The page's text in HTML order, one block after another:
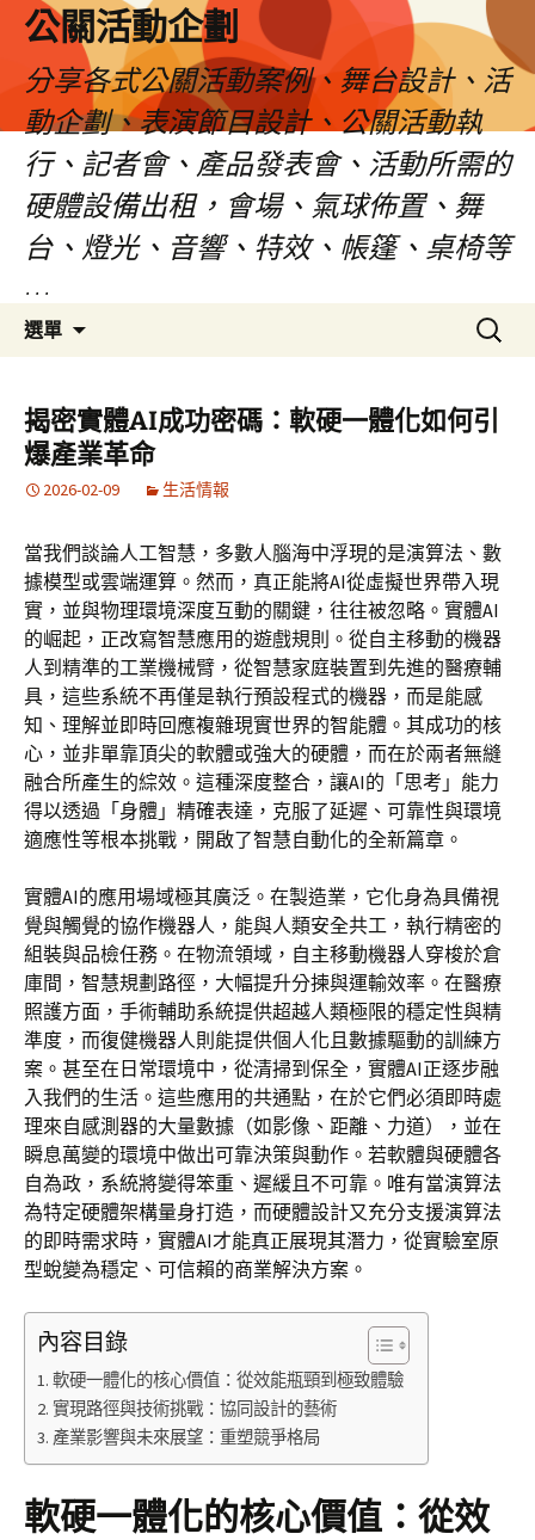
公關活動企劃
分享各式公關活動案例、舞台設計、活
動企劃、表演節目設計、公關活動執
行、記者會、產品發表會、活動所需的
硬體設備出租，會場、氣球佈置、舞
台、燈光、音響、特效、帳篷、桌椅等
…
選單
要
內
容
搜
尋
鍵
字:
揭密實體AI成功密碼：軟硬一體化如何引
爆產業革命
2026-02-09 生活情報
當我們談論人工智慧，多數人腦海中浮現的是演算法、數
據模型或雲端運算。然而，真正能將AI從虛擬世界帶入現
實，並與物理環境深度互動的關鍵，往往被忽略。實體AI
的崛起，正改寫智慧應用的遊戲規則。從自主移動的機器
人到精準的工業機械臂，從智慧家庭裝置到先進的醫療輔
具，這些系統不再僅是執行預設程式的機器，而是能感
知、理解並即時回應複雜現實世界的智能體。其成功的核
心，並非單靠頂尖的軟體或強大的硬體，而在於兩者無縫
融合所產生的綜效。這種深度整合，讓AI的「思考」能力
得以透過「身體」精確表達，克服了延遲、可靠性與環境
適應性等根本挑戰，開啟了智慧自動化的全新篇章。
實體AI的應用場域極其廣泛。在製造業，它化身為具備視
覺與觸覺的協作機器人，能與人類安全共工，執行精密的
組裝與品檢任務。在物流領域，自主移動機器人穿梭於倉
庫間，智慧規劃路徑，大幅提升分揀與運輸效率。在醫療
照護方面，手術輔助系統提供超越人類極限的穩定性與精
準度，而復健機器人則能提供個人化且數據驅動的訓練方
案。甚至在日常環境中，從清掃到保全，實體AI正逐步融
入我們的生活。這些應用的共通點，在於它們必須即時處
理來自感測器的大量數據（如影像、距離、力道），並在
瞬息萬變的環境中做出可靠決策與動作。若軟體與硬體各
自為政，系統將變得笨重、遲緩且不可靠。唯有當演算法
為特定硬體架構量身打造，而硬體設計又充分支援演算法
的即時需求時，實體AI才能真正展現其潛力，從實驗室原
型蛻變為穩定、可信賴的商業解決方案。
內容目錄
軟硬一體化的核心價值：從效能瓶頸到極致體驗
實現路徑與技術挑戰：協同設計的藝術
產業影響與未來展望：重塑競爭格局
軟硬一體化的核心價值：從效